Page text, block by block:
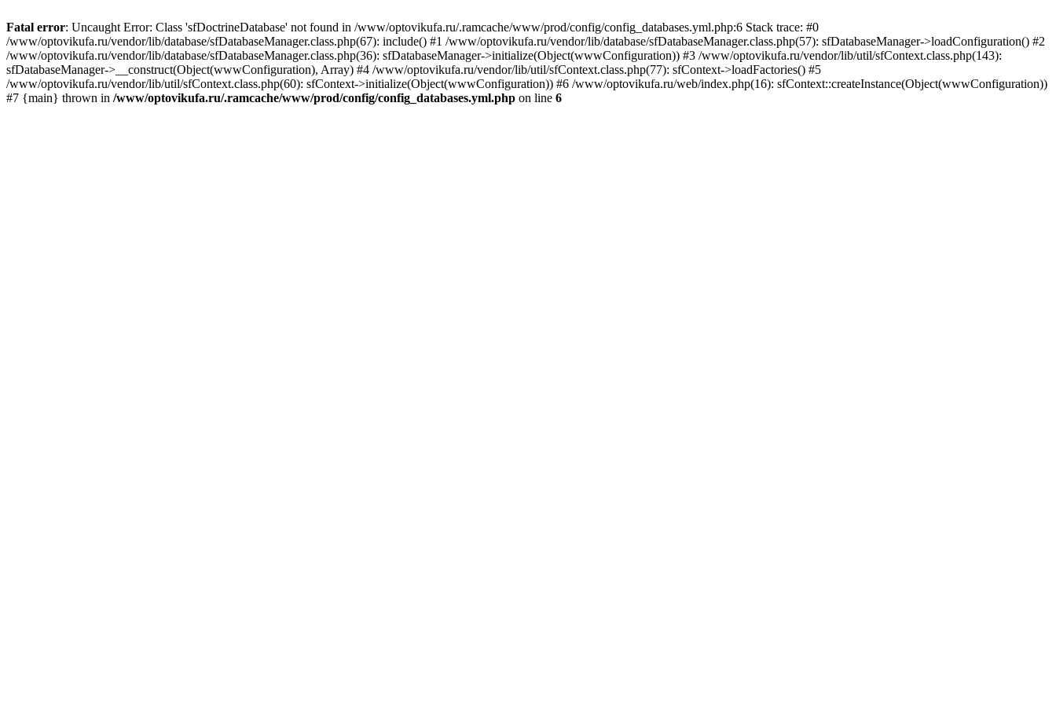
Fatal error: Uncaught Error: Class 'sfDoctrineDatabase' not found in /www/optovikufa.ru/.ramcache/www/prod/config/config_databases.yml.php:6 Stack trace: #0
/www/optovikufa.ru/vendor/lib/database/sfDatabaseManager.class.php(67): include() #1 /www/optovikufa.ru/vendor/lib/database/sfDatabaseManager.class.php(57): sfDatabaseManager->loadConfiguration() #2
/www/optovikufa.ru/vendor/lib/database/sfDatabaseManager.class.php(36): sfDatabaseManager->initialize(Object(wwwConfiguration)) #3 /www/optovikufa.ru/vendor/lib/util/sfContext.class.php(143):
sfDatabaseManager->__construct(Object(wwwConfiguration), Array) #4 /www/optovikufa.ru/vendor/lib/util/sfContext.class.php(77): sfContext->loadFactories() #5
/www/optovikufa.ru/vendor/lib/util/sfContext.class.php(60): sfContext->initialize(Object(wwwConfiguration)) #6 /www/optovikufa.ru/web/index.php(16): sfContext::createInstance(Object(wwwConfiguration))
#7 {main} thrown in /www/optovikufa.ru/.ramcache/www/prod/config/config_databases.yml.php on line 6